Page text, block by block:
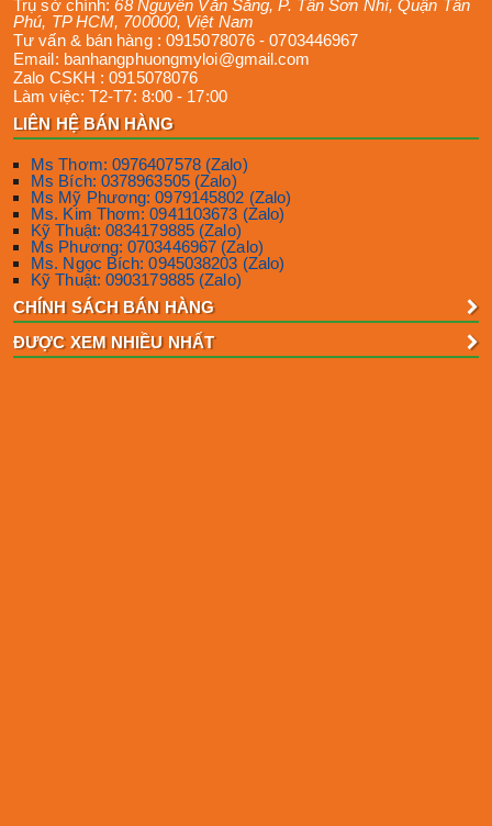
Trụ sở chính:68 Nguyễn Văn Săng, P. Tân Sơn Nhì,Quận Tân
Phú, TP HCM, 700000, Việt Nam
Tư vấn & bán hàng : 0915078076 -0703446967
Email: banhangphuongmyloi@gmail.com
Zalo CSKH :0915078076
Làm việc: T2-T7: 8:00 - 17:00
LIÊN HỆ BÁN HÀNG
Ms Thơm: 0976407578 (Zalo)
Ms Bích: 0378963505 (Zalo)
Ms Mỹ Phương: 0979145802 (Zalo)
Ms. Kim Thơm: 0941103673 (Zalo)
Kỹ Thuật: 0834179885 (Zalo)
Ms Phương: 0703446967 (Zalo)
Ms. Ngọc Bích: 0945038203 (Zalo)
Kỹ Thuật: 0903179885 (Zalo)
CHÍNH SÁCH BÁN HÀNG
ĐƯỢC XEM NHIỀU NHẤT